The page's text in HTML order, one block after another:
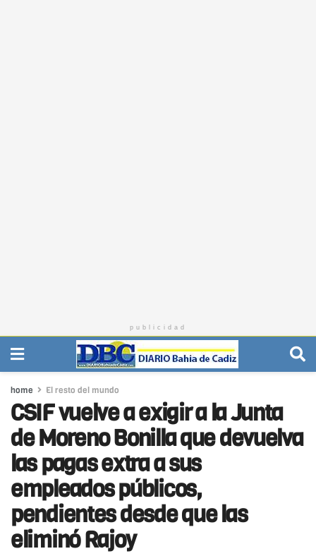
publicidad
home El resto del mundo
CSIF vuelve a exigir a la Junta
de Moreno Bonilla que devuelva
las pagas extra a sus
empleados públicos,
pendientes desde que las
eliminó Rajoy